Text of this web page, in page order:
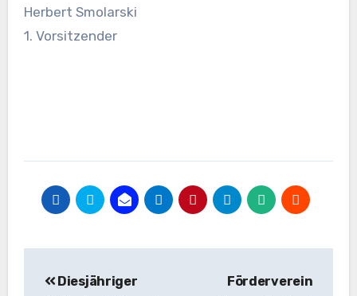
Herbert Smolarski
1. Vorsitzender
Diesjähriger
Förderverein